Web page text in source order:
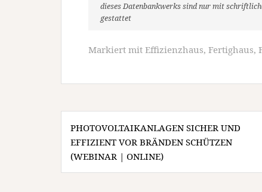
dieses Datenbankwerks sind nur mit
gestattet
Markiert mit Effizienzhaus, Fertighaus,
Beitragsnavigation
PHOTOVOLTAIKANLAGEN SICHER UND
EFFIZIENT VOR BRÄNDEN SCHÜTZEN
(WEBINAR | ONLINE)